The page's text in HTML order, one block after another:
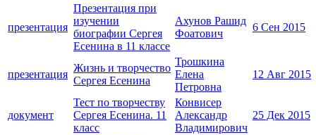
презентация
Презентация при
изучении
биографии Сергея
Есенина в 11 классе
Ахунов Рашид
Фоатович
6 Сен 2015
презентация
Жизнь и творчество
Сергея Есенина
Трошкина
Елена
Петровна
12 Авг 2015
документ
Тест по творчеству
Сергея Есенина. 11
класс
Конвисер
Александр
Владимирович
25 Дек 2015